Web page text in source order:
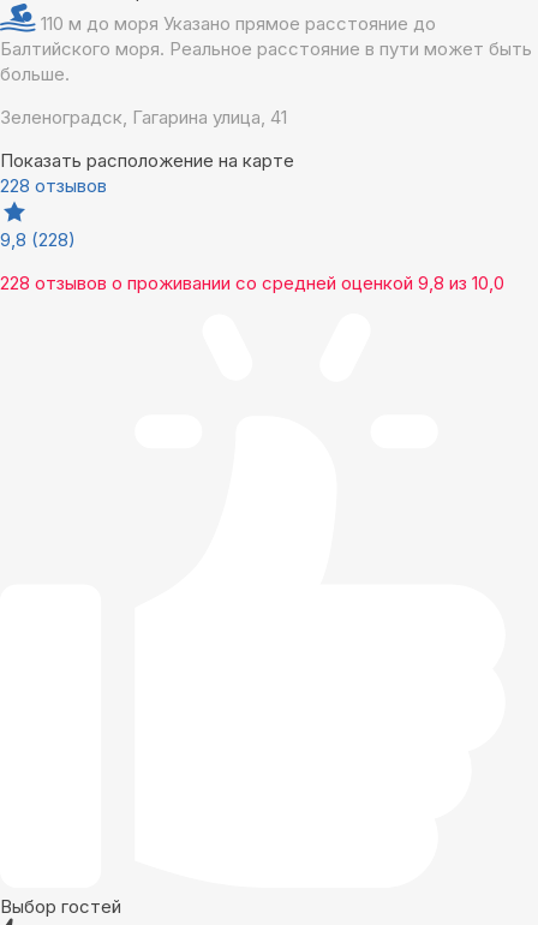
110 м до моря Указано прямое расстояние до
Балтийского моря. Реальное расстояние в пути может быть
больше.
Зеленоградск, Гагарина улица, 41
Показать расположение на карте
228 отзывов
9,8 (228)
228 отзывов о проживании со средней оценкой 9,8 из 10,0
Выбор гостей